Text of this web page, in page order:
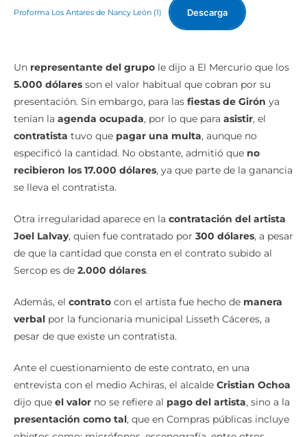
5.000 dólaresson el valor habitual que cobran por su
presentación. Sin embargo, para las fiestas de Girónya
tenían laagenda ocupada , por lo que paraasistir, el
contratistatuvo quepagar una multa, aunque no
especificó la cantidad. No obstante, admitió queno
recibieron los 17.000 dólares, ya que parte de la ganancia
se lleva el contratista.
Joel Lalvay, quien fue contratado por300 dólares, a pesar
de que la cantidad que consta en el contrato subido al
Sercop es de2.000 dólares.
verbalpor la funcionaria municipal Lisseth Cáceres, a
pesar de que existe un contratista.
entrevista con el medio Achiras, el alcalde Cristian Ochoa
dijo queel valorno se refiere al pago del artista, sino a la
presentación como tal, que en Compras públicas incluye
objetos como: micrófonos, escenografía, entre otros.